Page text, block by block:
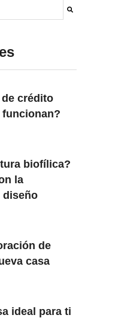
función de sugerencia
crédito
biofílica?
la
diseño
de
casa
ideal para ti